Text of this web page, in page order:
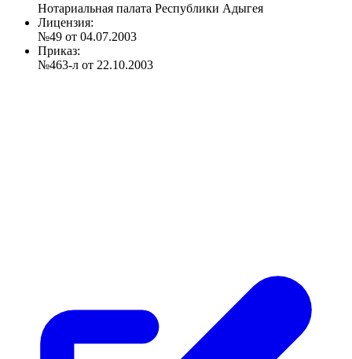
Нотариальная палата Республики Адыгея
Лицензия:
№49 от 04.07.2003
Приказ:
№463-л от 22.10.2003